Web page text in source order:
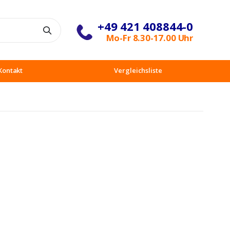
+49 421 408844-0
Mo-Fr 8.30-17.00 Uhr
Vergleichsliste